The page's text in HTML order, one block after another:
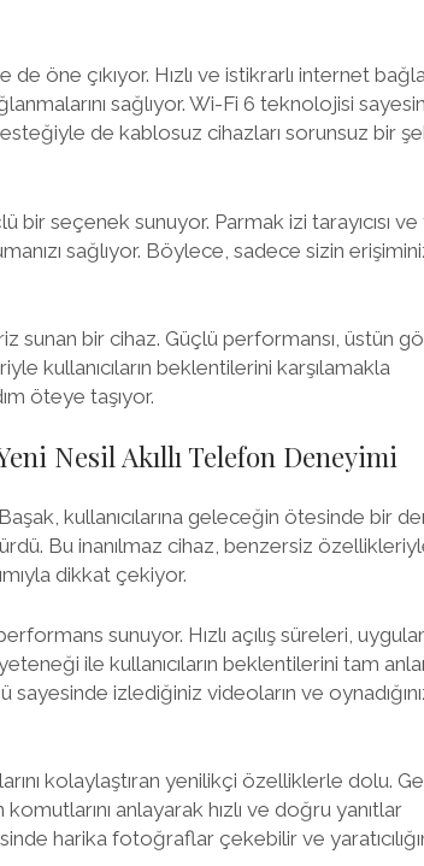
öne çıkıyor. Hızlı ve istikrarlı internet
sağlıyor. Wi-Fi 6 teknolojisi
de kablosuz cihazları sorunsuz bir
bir seçenek sunuyor. Parmak izi tarayıcısı ve
sağlıyor. Böylece, sadece sizin
sunan bir cihaz. Güçlü performansı, üstün
kullanıcıların beklentilerini karşılamakla
öteye taşıyor.
Nesil Akıllı Telefon Deneyimi
kullanıcılarına geleceğin ötesinde bir
Bu inanılmaz cihaz, benzersiz
dikkat çekiyor.
sunuyor. Hızlı açılış süreleri,
ile kullanıcıların beklentilerini tam
sayesinde izlediğiniz videoların ve
kolaylaştıran yenilikçi özelliklerle dolu.
anlayarak hızlı ve doğru yanıtlar
harika fotoğraflar çekebilir ve